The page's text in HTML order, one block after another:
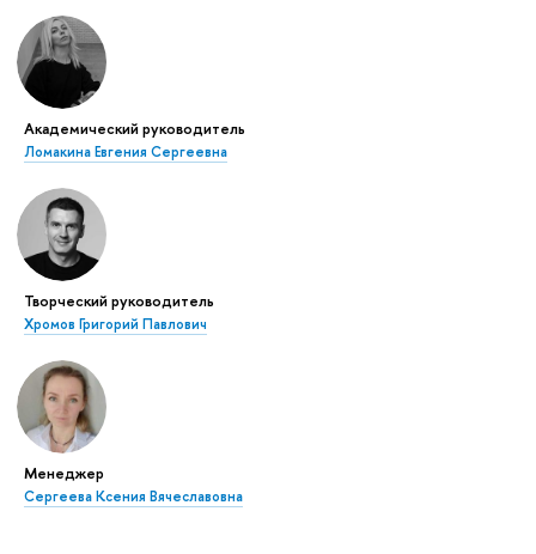
Академический руководитель
Ломакина Евгения Сергеевна
Творческий руководитель
Хромов Григорий Павлович
Менеджер
Сергеева Ксения Вячеславовна